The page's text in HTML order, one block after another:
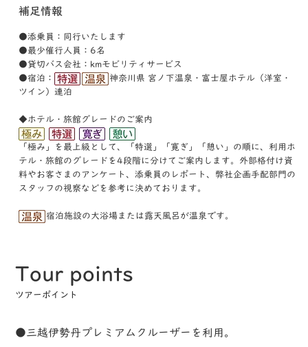
補足情報
●添乗員：同行いたします
●最少催行人員：6名
●貸切バス会社：kmモビリティサービス
●宿泊：
神奈川県 宮ノ下温泉・富士屋ホテル（洋室・
ツイン）連泊
◆ホテル・旅館グレードのご案内
「極み」を最上級として、「特選」「寛ぎ」「憩い」の順に、利⽤ホ
テル・旅館のグレードを4段階に分けてご案内します。外部格付け資
料やお客さまのアンケート、添乗員のレポート、弊社企画⼿配部⾨の
スタッフの視察などを参考に決めております。
宿泊施設の大浴場または露天風呂が温泉です。
Tour points
ツアーポイント
●三越伊勢丹プレミアムクルーザーを利用。